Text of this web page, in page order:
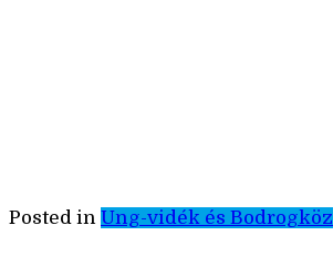
Posted in Ung-vidék és Bodrogköz